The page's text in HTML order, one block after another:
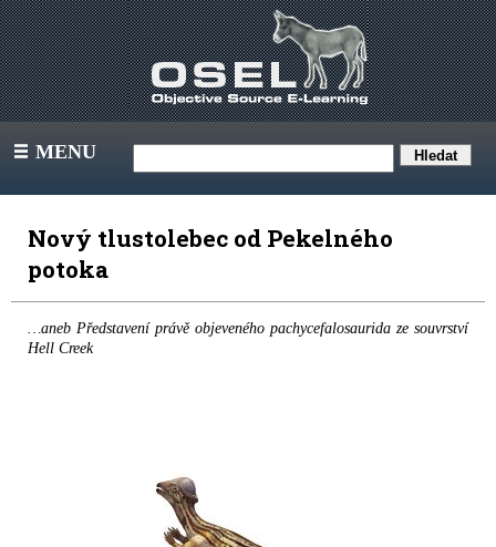
III MENU
Nový tlustolebec od Pekelného
potoka
…aneb Představení právě objeveného pachycefalosaurida ze souvrství
Hell Creek